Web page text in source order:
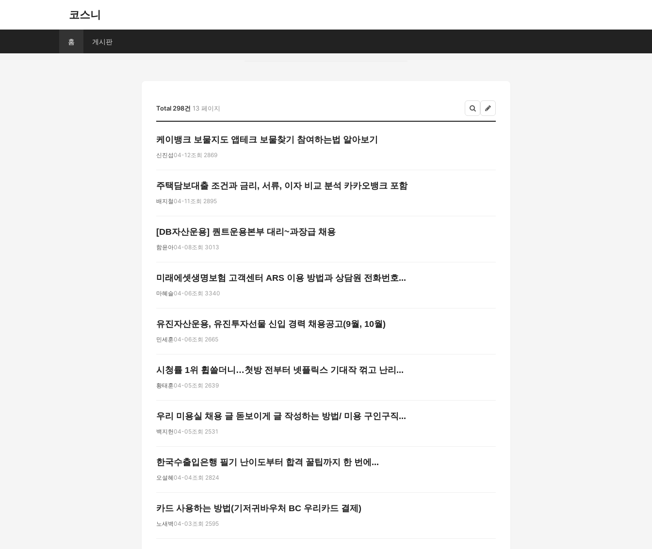
코스니
홈 게시판
Total 298건 13 페이지
케이뱅크 보물지도 앱테크 보물찾기 참여하는법 알아보기
신진섭04-12조회 2869
주택담보대출 조건과 금리, 서류, 이자 비교 분석 카카오뱅크 포함
배지철04-11 조회 2895
[DB자산운용] 퀀트운용본부 대리~과장급 채용
함윤아04-08조회 3013
미래에셋생명보험 고객센터 ARS 이용 방법과 상담원 전화번호...
마혜슬04-06조회 3340
유진자산운용, 유진투자선물 신입 경력 채용공고(9월, 10월)
민세훈04-06조회 2665
시청률 1위 휩쓸더니…첫방 전부터 넷플릭스 기대작 꺾고 난리...
황태훈04-05조회 2639
우리 미용실 채용 글 돋보이게 글 작성하는 방법/ 미용 구인구직...
백지헌04-05조회 2531
한국수출입은행 필기 난이도부터 합격 꿀팁까지 한 번에...
오설혜04-04조회 2824
카드 사용하는 방법(기저귀바우처 BC 우리카드 결제)
노새벽04-03조회 2595